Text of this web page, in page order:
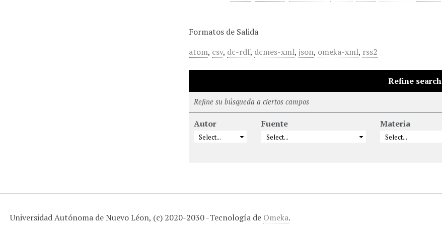
Formatos de Salida
atom, csv, dc-rdf, dcmes-xml,json, omeka-xml, rss2
Refine search
Refine su búsqueda a ciertos campos
Autor Fuente Materia
Universidad Autónoma de Nuevo Léon, (c) 2020-2030 -Tecnología de Omeka.